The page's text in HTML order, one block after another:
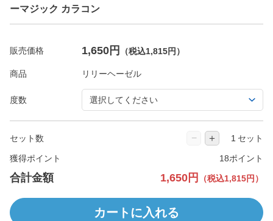
ーマジック カラコン
販売価格 1,650円 （税込1,815円）
商品
度数
セット数 − ＋ セット
獲得ポイント 18ポイント
合計金額 1,650円 （税込1,815円）
カートに入れる